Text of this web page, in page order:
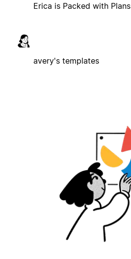
Erica is Packed with Plans
avery's templates